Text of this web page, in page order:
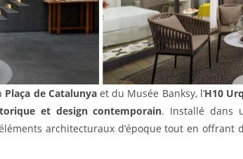
Plaça de Catalunyaet du Musée Banksy, l’H10
et design contemporain. Installé dans
architecturaux d’époque tout en offrant